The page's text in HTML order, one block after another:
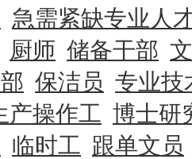
急需紧缺专业人
厨师 储备干部
保洁员 专业技
产操作工 博士研
临时工 跟单文员